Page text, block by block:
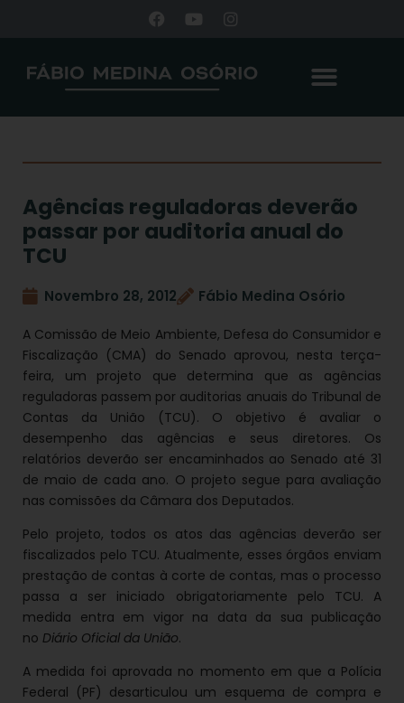
Agências reguladoras deverão
passar por auditoria anual do
TCU
Novembro 28, 2012 Fábio Medina Osório
A Comissão de Meio Ambiente, Defesa do Consumidor e
Fiscalização (CMA) do Senado aprovou, nesta terça-
feira, um projeto que determina que as agências
reguladoras passem por auditorias anuais do Tribunal de
Contas da União (TCU). O objetivo é avaliar o
desempenho das agências e seus diretores. Os
relatórios deverão ser encaminhados ao Senado até 31
de maio de cada ano. O projeto segue para avaliação
nas comissões da Câmara dos Deputados.
Pelo projeto, todos os atos das agências deverão ser
fiscalizados pelo TCU. Atualmente, esses órgãos enviam
prestação de contas à corte de contas, mas o processo
passa a ser iniciado obrigatoriamente pelo TCU. A
medida entra em vigor na data da sua publicação
no Diário Oficial da União.
A medida foi aprovada no momento em que a Polícia
Federal (PF) desarticulou um esquema de compra e